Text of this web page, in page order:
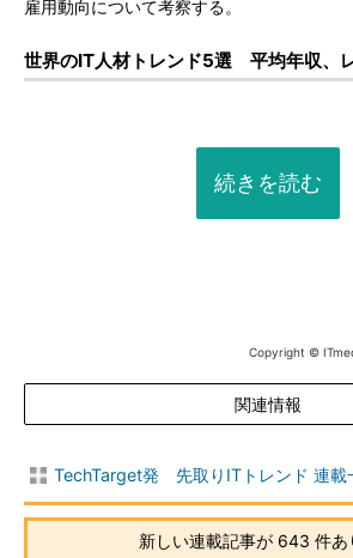
雇用動向について考察する。
世界のIT人材トレンド5選 平均年収、
続きを読む
Copyright ©
関連情報
TechTarget発 先取りITトレンド 連載
新しい連載記事が 643 件あ